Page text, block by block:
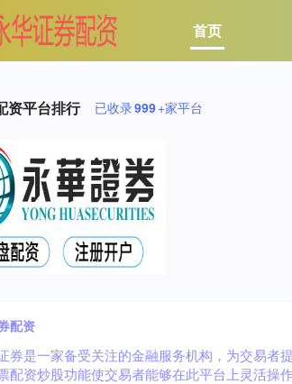
首页
资平台排行 已收录999+家平台
配资
券是一家备受关注的金融服务机构，为交易者
配资炒股功能使交易者能够在此平台上灵活操